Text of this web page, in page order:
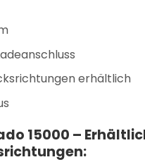
erhältlich
15000 –